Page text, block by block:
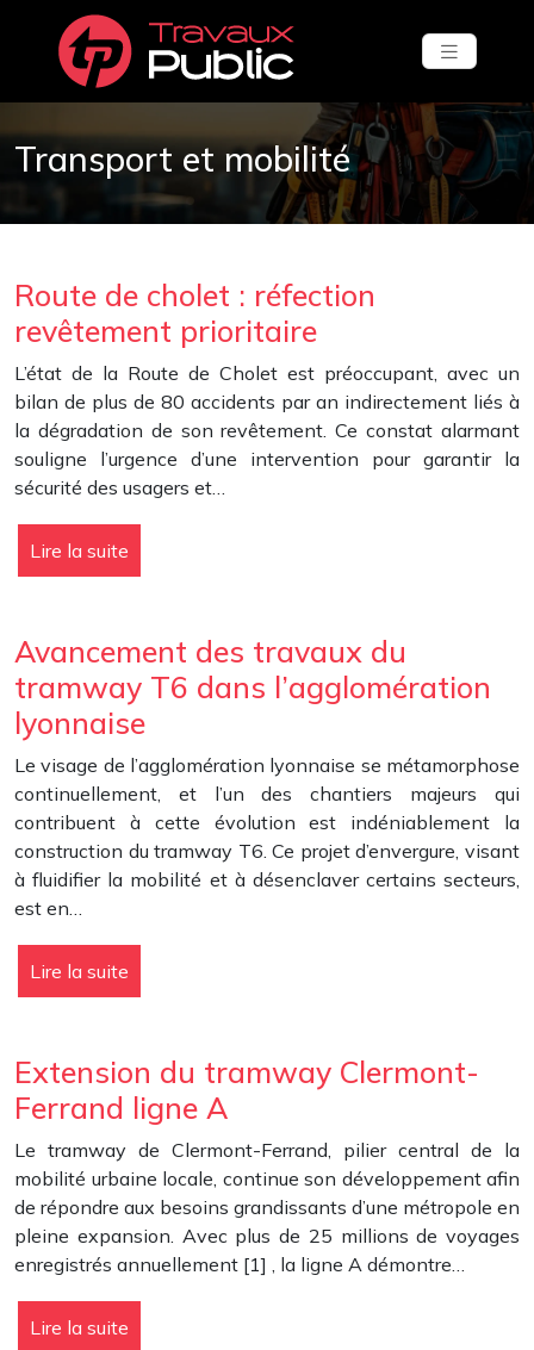
Transport et mobilité
Route de cholet : réfection
revêtement prioritaire
L’état de la Route de Cholet est préoccupant, avec un
bilan de plus de 80 accidents par an indirectement liés à
la dégradation de son revêtement. Ce constat alarmant
souligne l’urgence d’une intervention pour garantir la
sécurité des usagers et…
Lire la suite
Avancement des travaux du
tramway T6 dans l’agglomération
lyonnaise
Le visage de l’agglomération lyonnaise se métamorphose
continuellement, et l’un des chantiers majeurs qui
contribuent à cette évolution est indéniablement la
construction du tramway T6. Ce projet d’envergure, visant
à fluidifier la mobilité et à désenclaver certains secteurs,
est en…
Lire la suite
Extension du tramway Clermont-
Ferrand ligne A
Le tramway de Clermont-Ferrand, pilier central de la
mobilité urbaine locale, continue son développement afin
de répondre aux besoins grandissants d’une métropole en
pleine expansion. Avec plus de 25 millions de voyages
enregistrés annuellement [1] , la ligne A démontre…
Lire la suite